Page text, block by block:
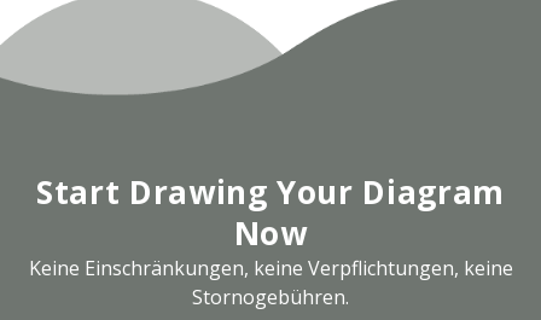
Start Drawing Your Diagram
Now
Keine Einschränkungen, keine Verpflichtungen, keine
Stornogebühren.